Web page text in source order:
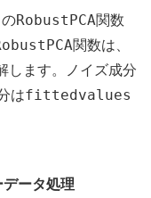
RobustPCA関数
関数は、
します。ノイズ成分
はfittedvalues
ータ処理